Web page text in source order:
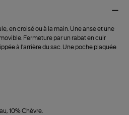
en croisé ou à la main. Une anse et une
Fermeture par un rabat en cuir
à l'arrière du sac. Une poche plaquée
10% Chèvre.